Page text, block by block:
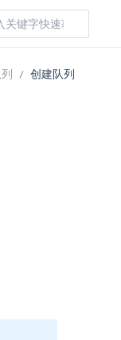
创建队列